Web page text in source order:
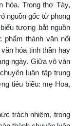
hóa. Trong thơ Tày,
nguồn gốc từ phong
tượng bắt nguồn
phẩm thành văn nổi
hóa tinh thần hay
ngày. Giữa vô vàn
luận tập trung
tiêu biểu: mẹ Hoa,
trách nhiệm, trong